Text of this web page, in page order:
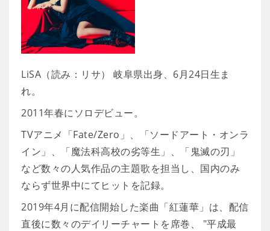
LiSA（読み：リサ） 岐阜県出身、6月24日生ま
れ。
2011年春にソロデビュー。
TVアニメ「Fate/Zero」、「ソードアート・オンラ
イン」、「魔法科高校の劣等生」、「鬼滅の刃」
など数々の人気作品の主題歌を担当し、国内のみ
ならず世界中にてヒットを記録。
2019年4月に配信開始した楽曲「紅蓮華」は、配信
直後に数々のデイリーチャートを席巻、 "平成最